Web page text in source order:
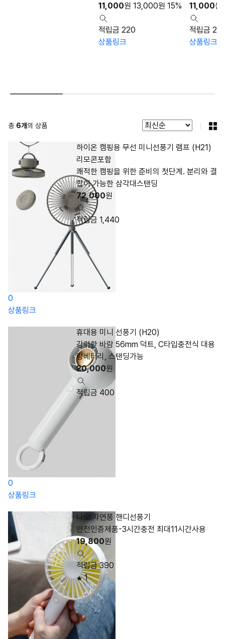
11,000원 13,000원 15%
적립금 220
상품링크
11,000원
적립금
상품링크
총 6개의 상품
0
하이온 캠핑용 무선 미니선풍기 램프 (H21)
리모콘포함
쾌적한 캠핑을 위한 준비의 첫단계. 분리와 결
합이 가능한 삼각대스탠딩
72,000원
적립금 1,440
상품링크
0
휴대용 미니 선풍기 (H20)
강력한 바람 56mm 덕트, C타입충전식 대용
량베터리, 스탠딩가능
20,000원
적립금 400
상품링크
나오 자연풍 핸디선풍기
안전인증제품-3시간충전 최대11시간사용
19,800원
적립금 390
1